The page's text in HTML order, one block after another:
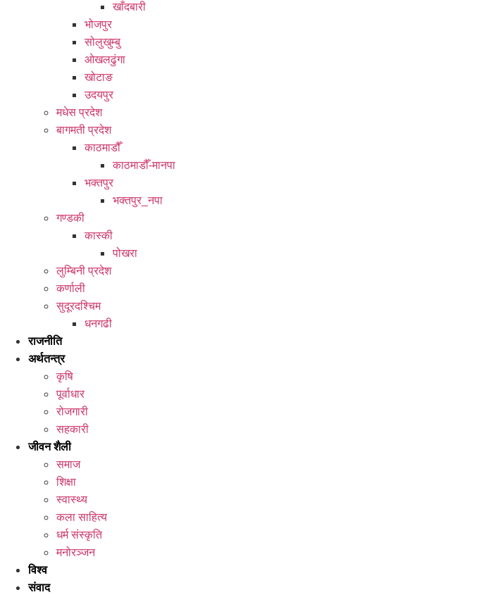
खाँदबारी
भोजपुर
सोलुखुम्बु
ओखलढुंगा
खोटाङ
उदयपुर
मधेस प्रदेश
बागमती प्रदेश
काठमाडौँ
काठमाडौँ-मानपा
भक्तपुर
भक्तपुर_नपा
गण्डकी
कास्की
पोखरा
लुम्बिनी प्रदेश
कर्णाली
सुदूरदश्चिम
धनगढी
राजनीति
अर्थतन्त्र
कृषि
पूर्वाधार
रोजगारी
सहकारी
जीवन शैली
समाज
शिक्षा
स्वास्थ्य
कला साहित्य
धर्म संस्कृति
मनोरञ्जन
विश्व
संवाद